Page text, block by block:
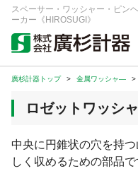
スペーサー・ワッシャー・ピン
ーカー《HIROSUGI》
キーワード 品番/シリーズ
商品カテゴリから探す
シリーズから探す
廣杉計器トップ > 金属ワッシャ― >
ロゼットワッシ
中央に円錐状の穴を持
しく収めるための部品で